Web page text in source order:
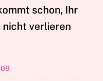
schon, Ihr
nicht verlieren